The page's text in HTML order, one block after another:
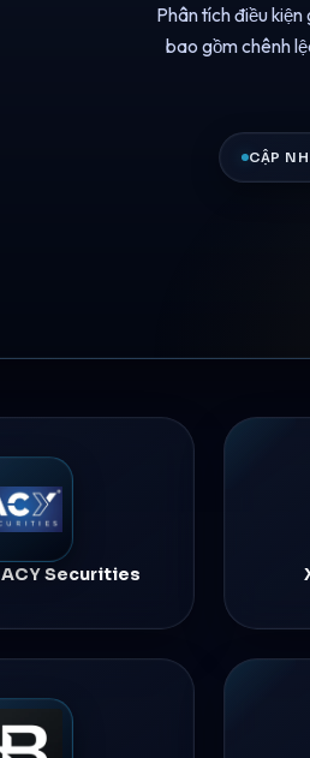
Phân tích điều
bao gồm chênh
CẬP
ACY Securities